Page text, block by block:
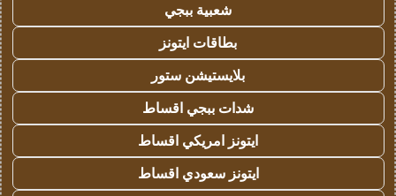
شعبية ببجي
بطاقات ايتونز
بلايستيشن ستور
شدات ببجي اقساط
ايتونز امريكي اقساط
ايتونز سعودي اقساط